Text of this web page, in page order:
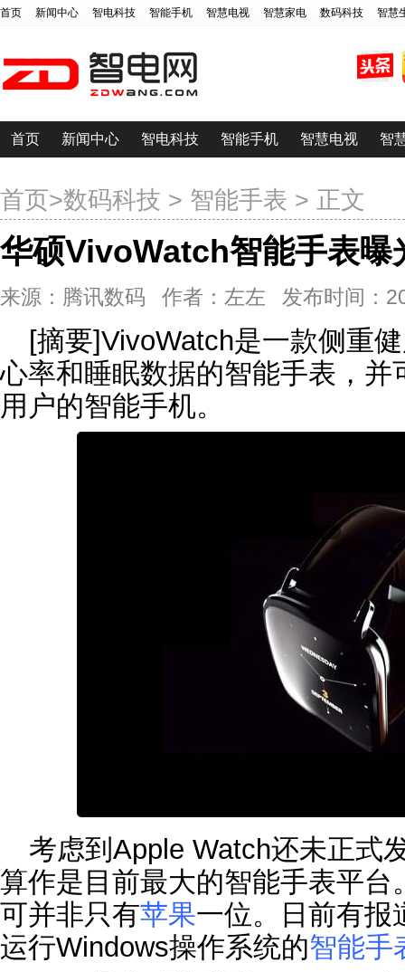
首页 新闻中心 智电科技 智能手机 智慧电视 智慧家电 数码科技 智慧
首页 新闻中心 智电科技 智能手机 智慧电视 智
首页>数码科技 > 智能手表 > 正文
华硕VivoWatch智能手表曝
来源：腾讯数码 作者：左左 发布时间：
[摘要]VivoWatch是一款侧重
心率和睡眠数据的智能手表，
用户的智能手机。
考虑到Apple Watch还未正式
算作是目前最大的智能手表平
可并非只有苹果一位。日前有报
运行Windows操作系统的智能手